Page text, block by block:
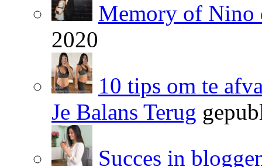
Memory of Nino
2020
10 tips om te
Je Balans Terug
Succes in